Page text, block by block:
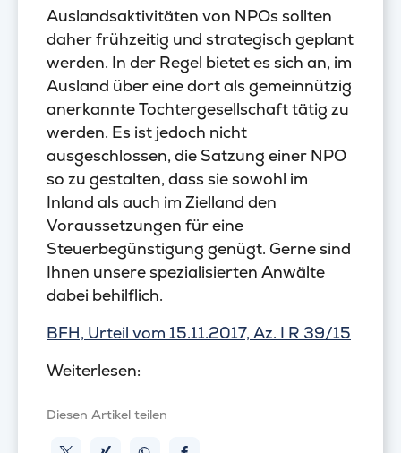
Auslandsaktivitäten von NPOs sollten
daher frühzeitig und strategisch geplant
werden. In der Regel bietet es sich an, im
Ausland über eine dort als gemeinnützig
anerkannte Tochtergesellschaft tätig zu
werden. Es ist jedoch nicht
ausgeschlossen, die Satzung einer NPO
so zu gestalten, dass sie sowohl im
Inland als auch im Zielland den
Voraussetzungen für eine
Steuerbegünstigung genügt. Gerne sind
Ihnen unsere spezialisierten Anwälte
dabei behilflich.
BFH, Urteil vom 15.11.2017, Az. I R 39/15
Weiterlesen:
Diesen Artikel teilen